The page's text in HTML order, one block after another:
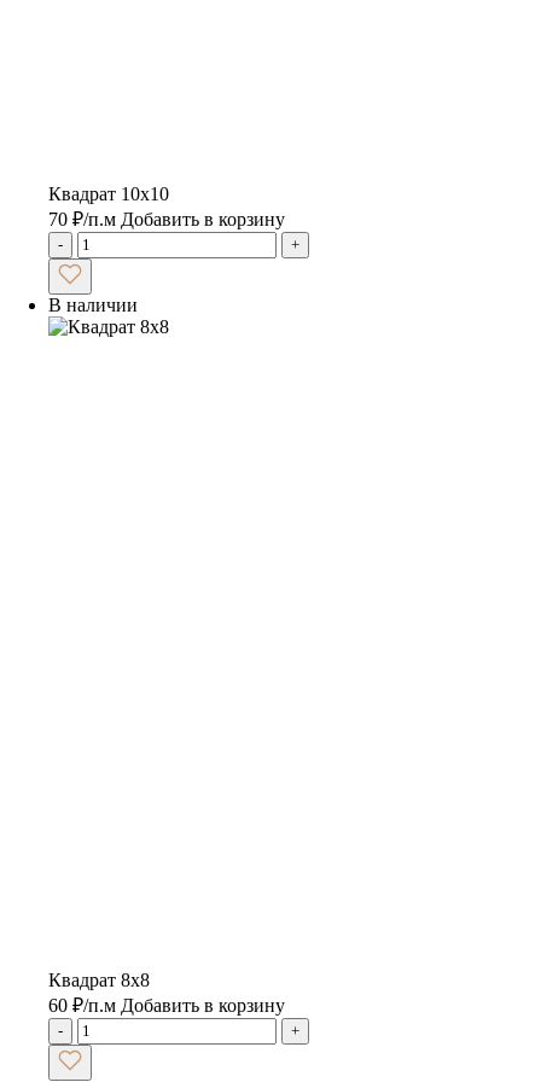
Квадрат 10х10
70 ₽/п.м Добавить в корзину
- +
В наличии
Квадрат 8х8
60 ₽/п.м Добавить в корзину
- +